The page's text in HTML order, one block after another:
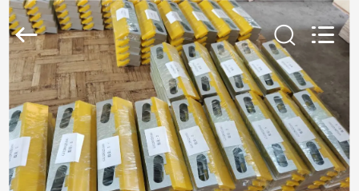
MAISON
PRODUITS
2026
Chongqing
Huanyu
Aluminum
Material
Ltd..
Rights
Reserved.